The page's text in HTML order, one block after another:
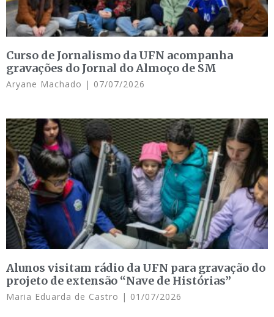
Curso de Jornalismo da UFN acompanha
gravações do Jornal do Almoço de SM
Aryane Machado 07/07/2026
Alunos visitam rádio da UFN para gravação do
projeto de extensão “Nave de Histórias”
Maria Eduarda de Castro 01/07/2026